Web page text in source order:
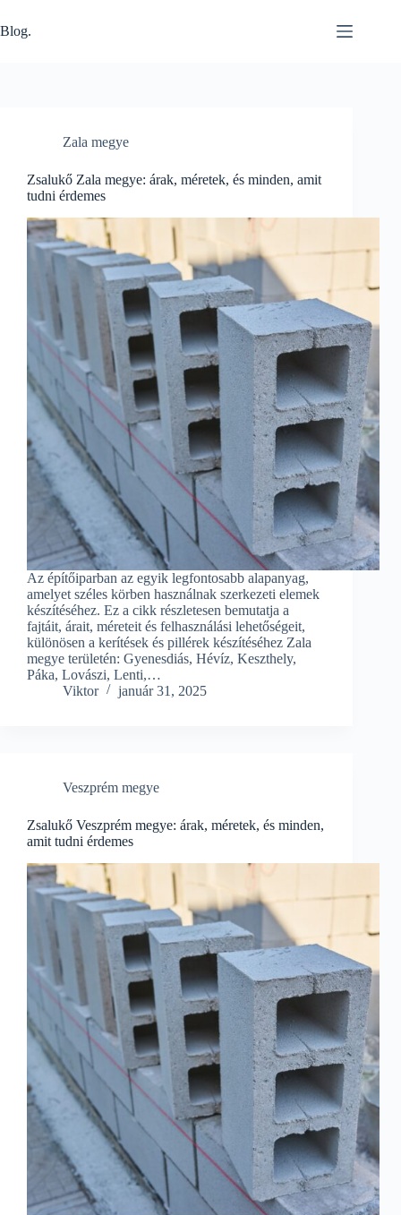
to
content
Blog.
Zala megye
Zsalukő Zala megye: árak, méretek, és minden, amit
tudni érdemes
Az építőiparban az egyik legfontosabb alapanyag,
amelyet széles körben használnak szerkezeti elemek
készítéséhez. Ez a cikk részletesen bemutatja a
fajtáit, árait, méreteit és felhasználási lehetőségeit,
különösen a kerítések és pillérek készítéséhez Zala
megye területén: Gyenesdiás, Hévíz, Keszthely,
Páka, Lovászi, Lenti,…
Viktor
január 31, 2025
Veszprém megye
Zsalukő Veszprém megye: árak, méretek, és minden,
amit tudni érdemes